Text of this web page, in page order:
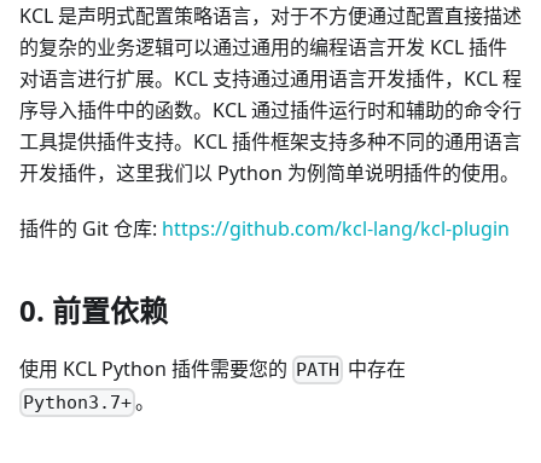
KCL 是声明式配置策略语言，对于不方便通过配置直接描述
的复杂的业务逻辑可以通过通用的编程语言开发 KCL 插件
对语言进行扩展。KCL 支持通过通用语言开发插件，KCL 程
序导入插件中的函数。KCL 通过插件运行时和辅助的命令行
工具提供插件支持。KCL 插件框架支持多种不同的通用语言
开发插件，这里我们以 Python 为例简单说明插件的使用。
插件的 Git 仓库: https://github.com/kcl-lang/kcl-plugin
0. 前置依赖
使用 KCL Python 插件需要您的 PATH 中存在
Python3.7+。